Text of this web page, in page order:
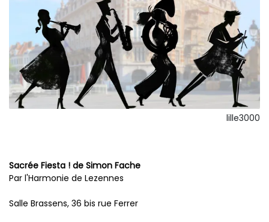
lille3000
Sacrée Fiesta ! de Simon Fache
Par l'Harmonie de Lezennes
Salle Brassens, 36 bis rue Ferrer